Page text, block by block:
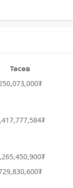
Төсөв